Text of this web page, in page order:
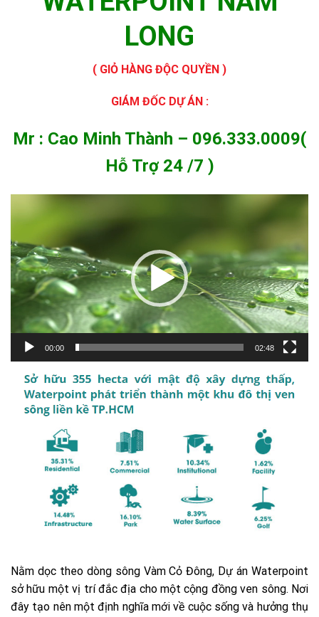
LONG
( GIỎ HÀNG ĐỘC QUYỀN )
GIÁM ĐỐC DỰ ÁN :
Mr : Cao Minh Thành – 096.333.0009(
Hỗ Trợ 24 /7 )
chơi
Video
00:00 02:48
Nằm dọc theo dòng sông Vàm Cỏ Đông, Dự án Waterpoint
sở hữu một vị trí đắc địa cho một cộng đồng ven sông. Nơi
đây tạo nên một định nghĩa mới về cuộc sống và hưởng thụ